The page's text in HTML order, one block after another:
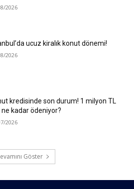
2026
ucuz kiralık konut dönemi!
2026
kredisinde son durum! 1 milyon TL
ne kadar ödeniyor?
2026
Göster